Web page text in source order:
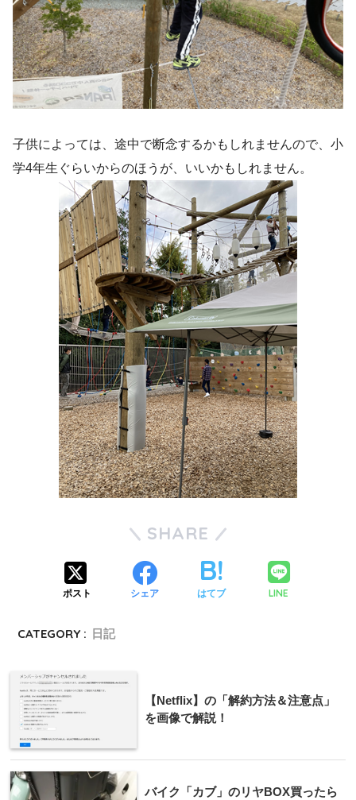
子供によっては、途中で断念するかもしれませんので、小
学4年生ぐらいからのほうが、いいかもしれません。
SHARE
ポスト シェア はてブ LINE
CATEGORY : 日記
【Netflix】の「解約方法＆注意点」
を画像で解説！
バイク「カブ」のリヤBOX買ったら